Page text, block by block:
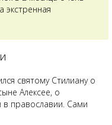
экстренная
состояние после
незнакомую
узнала про
святому Стилиану о
Алексее, о
в православии. Сами
Через год